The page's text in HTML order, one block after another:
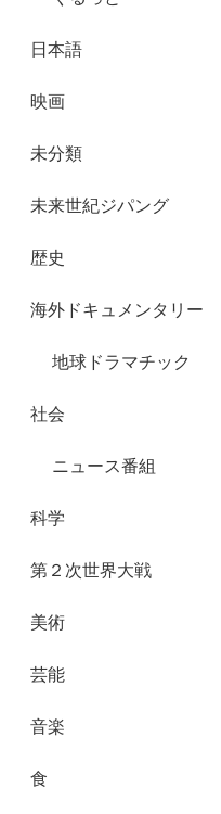
日本語
映画
未分類
未来世紀ジパング
歴史
海外ドキュメンタリー
地球ドラマチック
社会
ニュース番組
科学
第２次世界大戦
美術
芸能
音楽
食